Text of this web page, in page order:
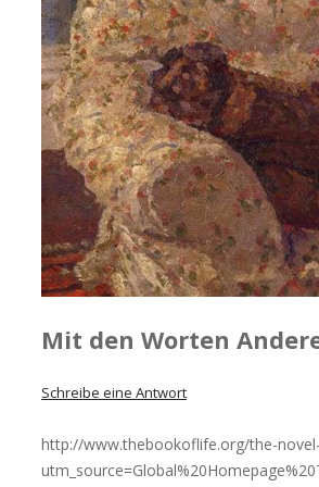
Nr.
Nr.
Nr.
Mit den Worten
Schreibe eine Antwort
http://www.thebookoflife.org/the-